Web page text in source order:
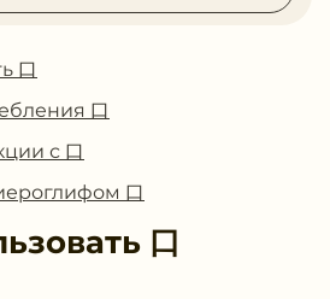
口
口
с 口
口
口